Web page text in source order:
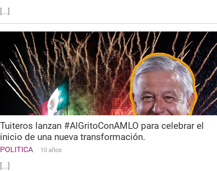
[...]
Tuiteros lanzan #AlGritoConAMLO para celebrar el
inicio de una nueva transformación.
POLITICA 10 años
[...]